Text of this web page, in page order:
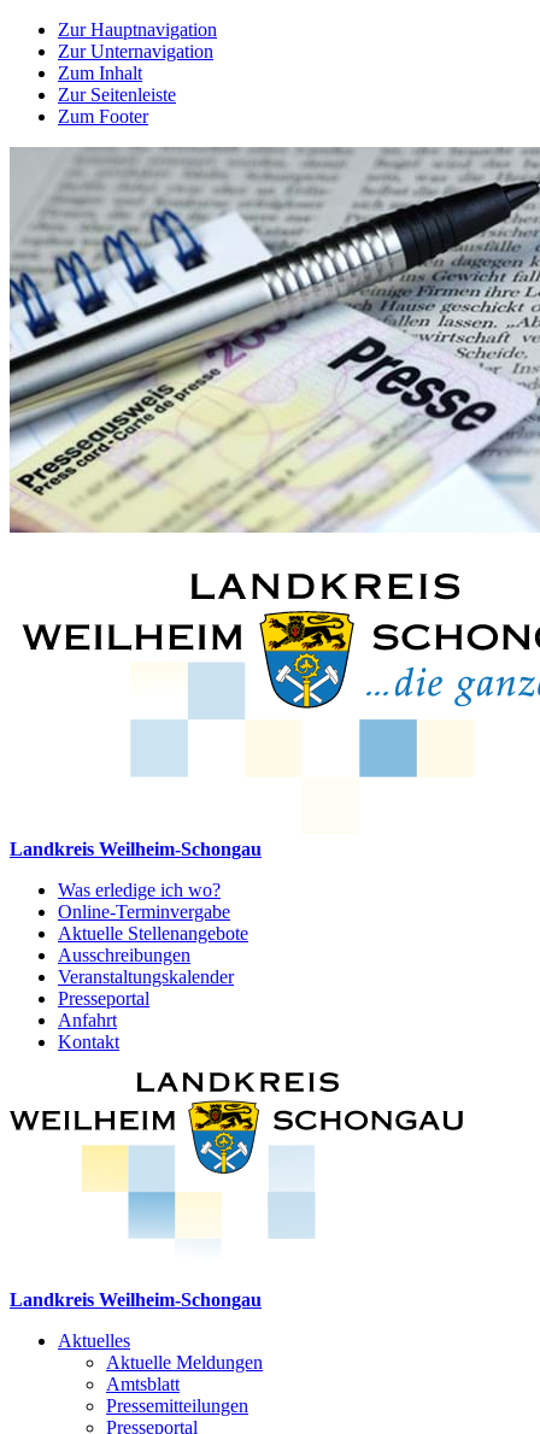
Zur Hauptnavigation
Zur Unternavigation
Zum Inhalt
Zur Seitenleiste
Zum Footer
Landkreis Weilheim-Schongau
Was erledige ich wo?
Online-Terminvergabe
Aktuelle Stellenangebote
Ausschreibungen
Veranstaltungskalender
Presseportal
Anfahrt
Kontakt
Landkreis Weilheim-Schongau
Aktuelles
Aktuelle Meldungen
Amtsblatt
Pressemitteilungen
Presseportal